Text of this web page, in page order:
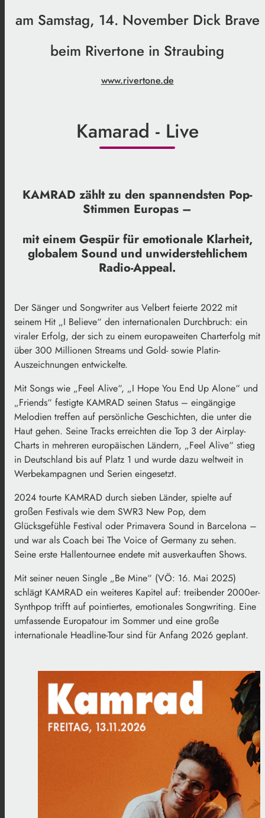
am Samstag, 14. November Dick Brave
beim Rivertone in Straubing
www.rivertone.de
Kamarad - Live
KAMRAD zählt zu den spannendsten Pop-
Stimmen Europas –
mit einem Gespür für emotionale Klarheit,
globalem Sound und unwiderstehlichem
Radio-Appeal.
Der Sänger und Songwriter aus Velbert feierte 2022 mit
seinem Hit „I Believe“ den internationalen Durchbruch: ein
viraler Erfolg, der sich zu einem europaweiten Charterfolg mit
über 300 Millionen Streams und Gold- sowie Platin-
Auszeichnungen entwickelte.
Mit Songs wie „Feel Alive“, „I Hope You End Up Alone“ und
„Friends“ festigte KAMRAD seinen Status – eingängige
Melodien treffen auf persönliche Geschichten, die unter die
Haut gehen. Seine Tracks erreichten die Top 3 der Airplay-
Charts in mehreren europäischen Ländern, „Feel Alive“ stieg
in Deutschland bis auf Platz 1 und wurde dazu weltweit in
Werbekampagnen und Serien eingesetzt.
2024 tourte KAMRAD durch sieben Länder, spielte auf
großen Festivals wie dem SWR3 New Pop, dem
Glücksgefühle Festival oder Primavera Sound in Barcelona –
und war als Coach bei The Voice of Germany zu sehen.
Seine erste Hallentournee endete mit ausverkauften Shows.
Mit seiner neuen Single „Be Mine“ (VÖ: 16. Mai 2025)
schlägt KAMRAD ein weiteres Kapitel auf: treibender 2000er-
Synthpop trifft auf pointiertes, emotionales Songwriting. Eine
umfassende Europatour im Sommer und eine große
internationale Headline-Tour sind für Anfang 2026 geplant.
.